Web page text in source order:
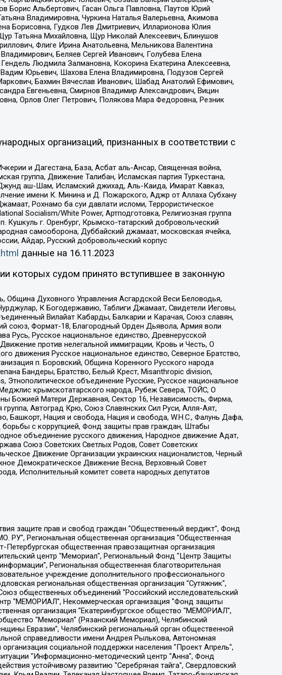
Борис Альбертович, Гасан Ольга Павловна, Паутов Юрий
Владимировна, Чуркина Наталья Валерьевна, Акимова
Борисовна, Гудков Лев Дмитриевич, Илларионова Юлия
Татьяна Михайловна, Щур Николай Алексеевич, Блинушов
Флиге Ирина Анатольевна, Мельникова Валентина
Беляев Сергей Иванович, Голубева Елена
Людмила Залмановна, Кокорина Екатерина Алексеевна,
Юрьевич, Шахова Елена Владимировна, Подузов Сергей
Бахмин Вячеслав Иванович, Шабад Анатолий Ефимович,
Евгеньевна, Смирнов Владимир Александрович, Вицин
Орлов Олег Петрович, Полякова Мара Федоровна, Резник
организаций, признанных в соответствии с
и Дагестана, База, Асбат аль-Ансар, Священная война,
группа, Движение Талибан, Исламская партия Туркестана,
аш-Шам, Исламский джихад, Аль-Каида, Имарат Кавказ,
имени К. Минина и Д. Пожарского, Аджр от Аллаха Субхану
Рохнамо ба суи давлати исломи, Террористическое
Socialism/White Power, Артподготовка, Религиозная группа
Кушкуль г. Оренбург, Крымско-татарский добровольческий
самооборона, Дуббайский джамаат, московская ячейка,
Айдар, Русский добровольческий корпус
данные на 16.11.2023
которых судом принято вступившее в законную
Духовного Управления Асгардской Веси Беловодья,
К Богодержавию, Таблиги Джамаат, Свидетели Иеговы,
Вилайат Кабарды, Балкарии и Карачая, Союз славян,
союз, Формат-18, Благородный Орден Дьявола, Армия воли
Русь, Русское национальное единство, Древнерусской
против нелегальной иммиграции, Кровь и Честь, О
движения Русское национальное единство, Северное Братство,
п. Боровский, Община Коренного Русского народа
Бандеры, Братство, Белый Крест, Misanthropic division,
Этнополитическое объединение Русские, Русское национальное
крымскотатарского народа, Рубеж Севера, ТОЙС, О
Божией Матери Державная, Сектор 16, Независимость, Фирма,
Автоград Крю, Союз Славянских Сил Руси, Алля-Аят,
Башкорт, Нация и свобода, Нация и свобода, W.H.С., Фалунь Дафа,
с коррупцией, Фонд защиты прав граждан, Штабы
объединение русского движения, Народное движение Адат,
Союз Советских Светлых Родов, Совет Советских
Движение Организации украинских националистов, Черный
Демократическое Движение Весна, Верховный Совет
Исполнительный комитет совета народных депутатов
с 26.01.2023 Общество с ограниченной ответственностью "Чайка Белые сады", Ветошкина Валерия Валерьевна, Заговора Максим Александрович, Межрегиональное общественное движение "Российская ЛГБТ - сеть", Оленичев Максим Владимирович, Павлов Иван Юрьевич, Скворцова Елена Сергеевна, Общество с ограниченной ответственностью "Как бы инагент", Кочетков Игорь Викторович, Общество с ограниченной ответственностью "Честные выборы", Еланчик Олег Александрович, Общество с ограниченной ответственностью "Нобелевский призыв", Гималова Регина Эмилевна, Григорьев Андрей Валерьевич, Григорьева Алина Александровна, Ассоциация по содействию защите прав призывников, альтернативнослужащих и военнослужащих "Правозащитная группа "Гражданин.Армия.Право", Хисамова Регина Фаритовна, Автономная некоммерческая организация по реализации социально-правовых программ "Лилит", Дальневосточное общественное движение "Маяк", Санкт-Петербургская ЛГБТ-инициативная группа "Выход", Инициативная группа ЛГБТ+ "Реверс", Алексеев Андрей Викторович, Бекбулатова Таисия Львовна, Беляев Иван Михайлович, Владыкина Елена Сергеевна, Гельман Марат Александрович, Никульшина Вероника Юрьевна, Толоконникова Надежда Андреевна, Шендерович Виктор Анатольевич, Общество с ограниченной ответственностью "Данное сообщение", Общество с ограниченной ответственностью Издательский дом "Новая глава", Айнбиндер Александра Александровна, Московский комьюнити-центр для ЛГБТ+инициатив, Благотворительный фонд развития филантропии, Deutsche Welle (Германия, Kurt-Schumacher-Strasse 3, 53113 Bonn), Борзунова Мария Михайловна, Воробьев Виктор Викторович, Голубева Анна Львовна, Константинова Алла Михайловна, Малкова Ирина Владимировна, Мурадов Мурад Абдулгалимович, Осетинская Елизавета Николаевна, Понасенков Евгений Николаевич, Ганапольский Матвей Юрьевич, Киселев Евгений Алексеевич, Борухович Ирина Григорьевна, Дремин Иван Тимофеевич, Дубровский Дмитрий Викторович, Красноярская региональная общественная организация поддержки и развития альтернативных образовательных технологий и межкультурных коммуникаций "ИНТЕРРА", Маяковская Екатерина Алексеевна, Фейгин Марк Захарович, Филимонов Андрей Викторович, Дзугкоева Регина Николаевна, Доброхотов Роман Александрович, Дудь Юрий Александрович, Елкин Сергей Владимирович, Кругликов Кирилл Игоревич, Сабунаева Мария Леонидовна, Семенов Алексей Владимирович, Шаинян Карен Багратович, Шульман Екатерина Михайловна, Асафьев Артур Валерьевич, Вахштайн Виктор Семенович, Венедиктов Алексей Алексеевич, Лушникова Екатерина Евгеньевна, Волков Леонид Михайлович, Невзоров Александр Глебович, Пархоменко Сергей Борисович, Сироткин Ярослав Николаевич, Кара-Мурза Владимир Владимирович, Баранова Наталья Владимировна, Гозман Леонид Яковлевич, Кагарлицкий Борис Юльевич, Климарев Михаил Валерьевич, Милов Владимир Станиславович, Автономная некоммерческая организация Краснодарский центр современного искусства "Типография", Моргенштерн Алишер Тагирович, Соболь Любовь Эдуардовна, Общество с ограниченной ответственностью "ЛИЗА НОРМ", Каспаров Гарри Кимович, Ходорковский Михаил Борисович, Общество с ограниченной ответственностью "Апрельские тезисы", Данилович Ирина Брониславовна, Кашин Олег Владимирович, Петров Николай Владимирович, Пивоваров Алексей Владимирович, Соколов Михаил Владимирович, Цветкова Юлия Владимировна, Чичваркин Евгений Александрович, Комитет против пыток/Команда против пыток, Общество с ограниченной ответственностью "Первый научный", Общество с ограниченной ответственностью "Вертолет и ко", Белоцерковская Вероника Борисовна, Кац Максим Евгеньевич, Лазарева Татьяна Юрьевна, Шаведдинов Руслан Табризович, Яшин Илья Валерьевич, Общество с ограниченной ответственностью "Иноагент ААВ", Алешковский Дмитрий Петрович, Альбац Евгения Марковна, Быков Дмитрий Львович, Галямина Юлия Евгеньевна, Лойко Сергей Леонидович, Мартынов Кирилл Константинович, Медведев Сергей Александрович, Крашенинников Федор Геннадиевич, Гордеева Катерина Вл